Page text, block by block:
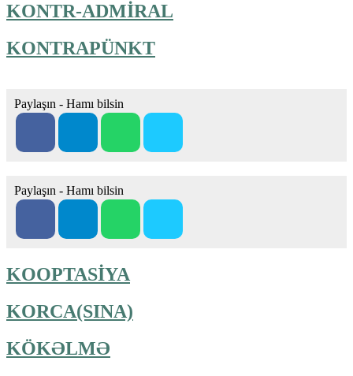
KONTR-ADMİRAL
KONTRAPÜNKT
Paylaşın - Hamı bilsin
Paylaşın - Hamı bilsin
KOOPTASİYA
KORCA(SINA)
KÖKƏLMƏ